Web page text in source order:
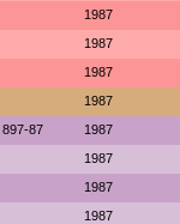
1987
1987
1987
1987
897-87 1987
1987
1987
1987